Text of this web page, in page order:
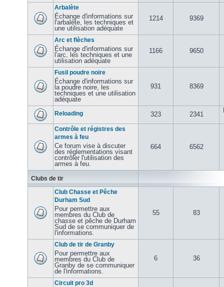
Arbalète
Échange d'informations sur
l'arbalète, les techniques et
une utilisation adéquate
1214 9369
Arc et flèches
Échange d'informations sur
l'arc, les techniques et une
utilisation adéquate
1166 9650
Fusil poudre noire
Échange d'informations sur
la poudre noire, les
techniques et une utilisation
adéquate
931 8369
Reloading 323 2341
Contrôle et régistres des
armes à feu
Ce forum vise à discuter
des réglementations visant
contrôler l'utilisation des
armes à feu.
664 6562
Clubs de tir
Club Chasse et Pêche
Durham Sud
Pour permettre aux
membres du Club de
chasse et pêche de Durham
Sud de se communiquer de
l'informations.
55 83
Club de tir de Granby
Pour permettre aux
membres du Club de
Granby de se communiquer
de l'informations.
6 36
Circuit pro 3d